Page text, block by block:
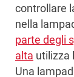
controllare
nella
parte degli
alta utilizza
Una